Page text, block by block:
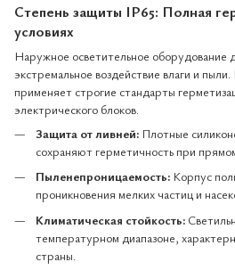
Степень защиты IP65: Полная
условиях
Наружное осветительное оборудование
экстремальное воздействие влаги и
применяет строгие стандарты
электрического блоков.
Защита от ливней: Плотные
сохраняют герметичность при
Пыленепроницаемость: Корпус
проникновения мелких частиц и
Климатическая стойкость:
температурном диапазоне,
страны.